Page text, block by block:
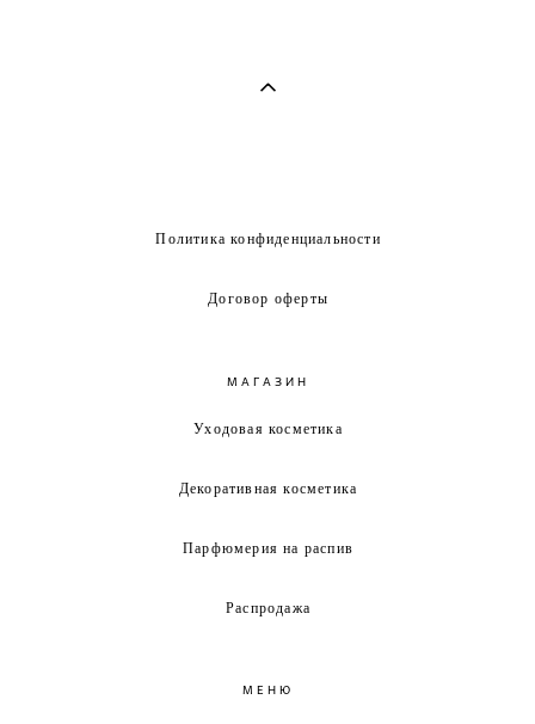
Политика конфиденциальности
Договор оферты
МАГАЗИН
Уходовая косметика
Декоративная косметика
Парфюмерия на распив
Распродажа
МЕНЮ